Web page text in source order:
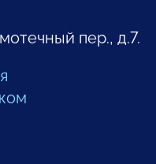
пер., д.7.